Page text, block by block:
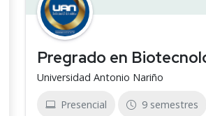
Pregrado en
Universidad Antonio Nariño
Presencial 9 semestres